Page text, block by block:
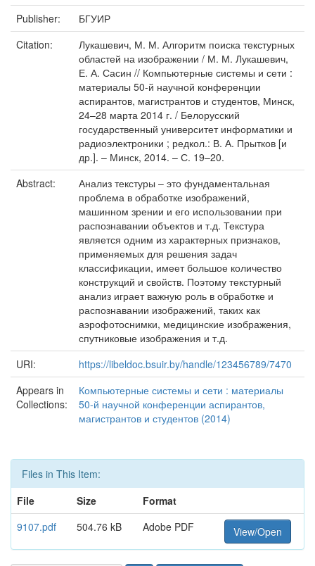
Publisher:
БГУИР
Citation:
Лукашевич, М. М. Алгоритм поиска текстурных
областей на изображении / М. М. Лукашевич,
Е. А. Сасин // Компьютерные системы и сети :
материалы 50-й научной конференции
аспирантов, магистрантов и студентов, Минск,
24–28 марта 2014 г. / Белорусский
государственный университет информатики и
радиоэлектроники ; редкол.: В. А. Прытков [и
др.]. – Минск, 2014. – С. 19–20.
Abstract:
Анализ текстуры – это фундаментальная
проблема в обработке изображений,
машинном зрении и его использовании при
распознавании объектов и т.д. Текстура
является одним из характерных признаков,
применяемых для решения задач
классификации, имеет большое количество
конструкций и свойств. Поэтому текстурный
анализ играет важную роль в обработке и
распознавании изображений, таких как
аэрофотоснимки, медицинские изображения,
спутниковые изображения и т.д.
URI:
https://libeldoc.bsuir.by/handle/123456789/7470
Appears in
Collections:
Компьютерные системы и сети : материалы
50-й научной конференции аспирантов,
магистрантов и студентов (2014)
Files in This Item:
File
Size
Format
9107.pdf
504.76 kB Adobe PDF View/Open